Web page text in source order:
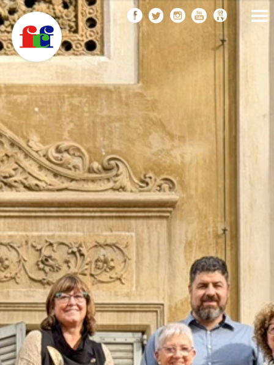
Vés
al
contingut
FEDERACIÓ CATALANA
DE FOTOGRAFIA
F
C
F